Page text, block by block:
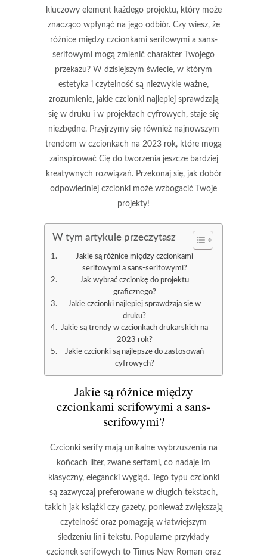
kluczowy element każdego projektu, który może
znacząco wpłynąć na jego odbiór. Czy wiesz, że
różnice między czcionkami serifowymi a sans-
serifowymi mogą zmienić charakter Twojego
przekazu? W dzisiejszym świecie, w którym
estetyka i czytelność są niezwykle ważne,
zrozumienie, jakie czcionki najlepiej sprawdzają
się w druku i w projektach cyfrowych, staje się
niezbędne. Przyjrzymy się również najnowszym
trendom w czcionkach na 2023 rok, które mogą
zainspirować Cię do tworzenia jeszcze bardziej
kreatywnych rozwiązań. Przekonaj się, jak dobór
odpowiedniej czcionki może wzbogacić Twoje
projekty!
W tym artykule przeczytasz
Jakie są różnice między czcionkami
serifowymi a sans-serifowymi?
Jak wybrać czcionkę do projektu
graficznego?
Jakie czcionki najlepiej sprawdzają się w
druku?
Jakie są trendy w czcionkach drukarskich na
2023 rok?
Jakie czcionki są najlepsze do zastosowań
cyfrowych?
Jakie są różnice między
czcionkami serifowymi a sans-
serifowymi?
Czcionki serify mają unikalne wybrzuszenia na
końcach liter, zwane serfami, co nadaje im
klasyczny, elegancki wygląd. Tego typu czcionki
są zazwyczaj preferowane w długich tekstach,
takich jak książki czy gazety, ponieważ zwiększają
czytelność oraz pomagają w łatwiejszym
śledzeniu linii tekstu. Popularne przykłady
czcionek serifowych to Times New Roman oraz